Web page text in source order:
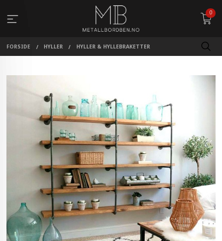
innholdet
0
FORSIDE HYLLER HYLLER & HYLLEBRAKETTER